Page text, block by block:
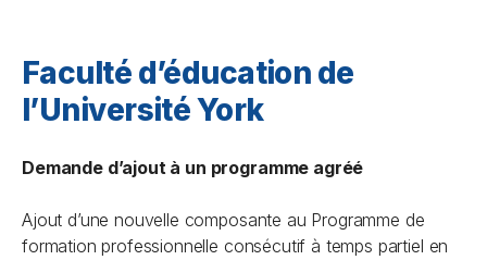
Faculté d’éducation de
l’Université York
Demande d’ajout à un programme agréé
Ajout d’une nouvelle composante au Programme de
formation professionnelle consécutif à temps partiel en